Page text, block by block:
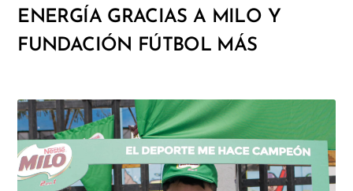
ENERGÍA GRACIAS A MILO Y
FUNDACIÓN FÚTBOL MÁS